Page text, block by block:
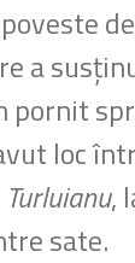
a
pornit
loc
Turluianu,
sate.